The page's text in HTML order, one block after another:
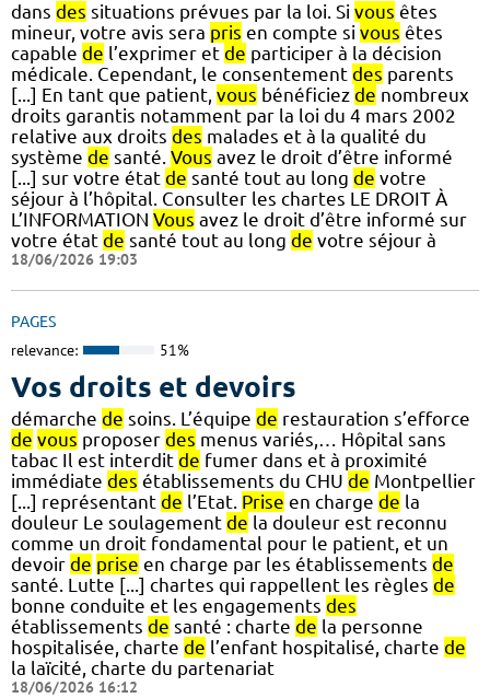
dans des situations prévues par la loi. Si vous êtes
mineur, votre avis sera pris en compte si vous êtes
capable de l’exprimer et de participer à la décision
médicale. Cependant, le consentement des parents
[...] En tant que patient, vous bénéficiez de nombreux
droits garantis notamment par la loi du 4 mars 2002
relative aux droits des malades et à la qualité du
système de santé. Vous avez le droit d’être informé
[...] sur votre état de santé tout au long de votre
séjour à l’hôpital. Consulter les chartes LE DROIT À
L’INFORMATION Vous avez le droit d’être informé sur
votre état de santé tout au long de votre séjour à
18/06/2026 19:03
PAGES
relevance: 51%
Vos droits et devoirs
démarche de soins. L’équipe de restauration s’efforce
de vous proposer des menus variés,… Hôpital sans
tabac Il est interdit de fumer dans et à proximité
immédiate des établissements du CHU de Montpellier
[...] représentant de l’Etat. Prise en charge de la
douleur Le soulagement de la douleur est reconnu
comme un droit fondamental pour le patient, et un
devoir de prise en charge par les établissements de
santé. Lutte [...] chartes qui rappellent les règles de
bonne conduite et les engagements des
établissements de santé : charte de la personne
hospitalisée, charte de l’enfant hospitalisé, charte de
la laïcité, charte du partenariat
18/06/2026 16:12